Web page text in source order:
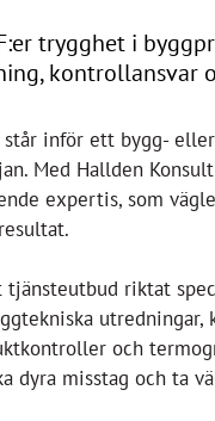
trygghet i
kontrollansvar
inför ett bygg-
Med Hallden
expertis, som
riktat
och
dyra misstag och ta